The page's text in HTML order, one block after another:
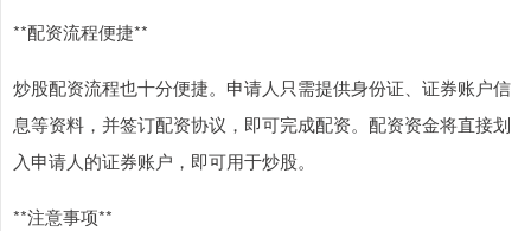
**配资流程便捷**
炒股配资流程也十分便捷。申请人只需提供身份证、证券账户信
息等资料，并签订配资协议，即可完成配资。配资资金将直接划
入申请人的证券账户，即可用于炒股。
**注意事项**